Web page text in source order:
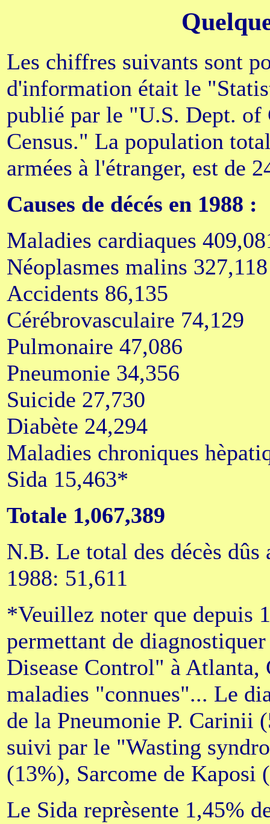
Les chiffres suivants sont
d'information était le
publié par le "U.S. Dept. of
Census." La population
armées à l'étranger, est de
Causes de décés en 1988 :
Maladies cardiaques
Néoplasmes malins 327,118
Accidents 86,135
Cérébrovasculaire 74,129
Pulmonaire 47,086
Pneumonie 34,356
Suicide 27,730
Diabète 24,294
Maladies chroniques
Sida 15,463*
Totale 1,067,389
N.B. Le total des décès
1988: 51,611
*Veuillez noter que depuis
permettant de
Disease Control" à Atlanta,
maladies "connues"... Le
de la Pneumonie P. Carinii
suivi par le "Wasting
(13%), Sarcome de Kaposi
Le Sida reprèsente 1,45%